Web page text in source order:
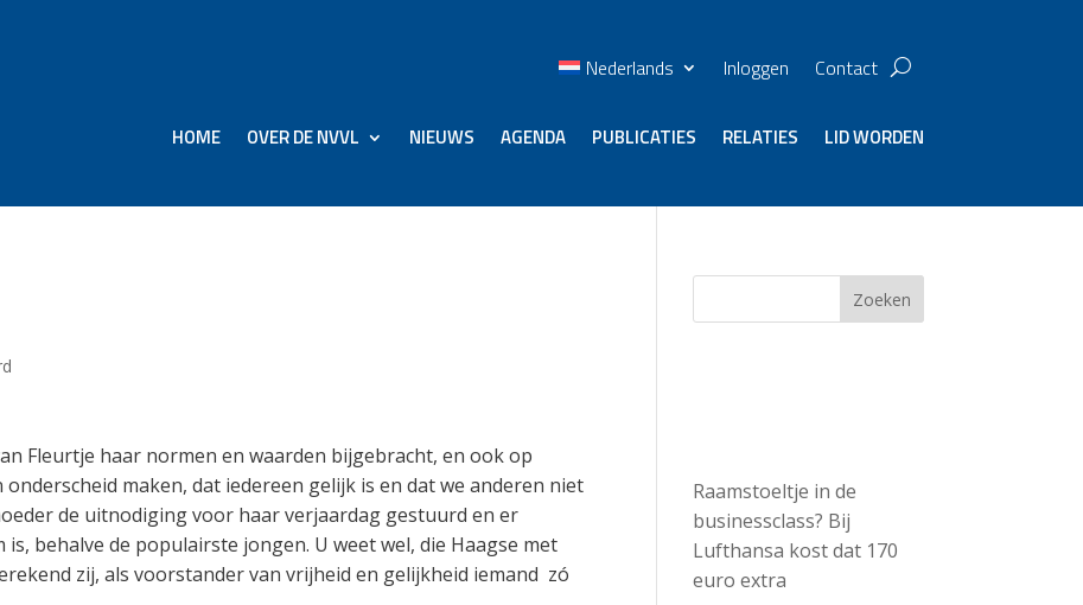
Nederlands Inloggen Contact
HOME OVER DE NVVL NIEUWS AGENDA PUBLICATIES RELATIES LID WORDEN
Fleurtje haar normen en waarden bijgebracht, en ook op
maken, dat iedereen gelijk is en dat we anderen niet
de uitnodiging voor haar verjaardag gestuurd en er
behalve de populairste jongen. U weet wel, die Haagse met
zij, als voorstander van vrijheid en gelijkheid iemand zó
Zoeken
Raamstoeltje in de
businessclass? Bij
Lufthansa kost dat 170
euro extra